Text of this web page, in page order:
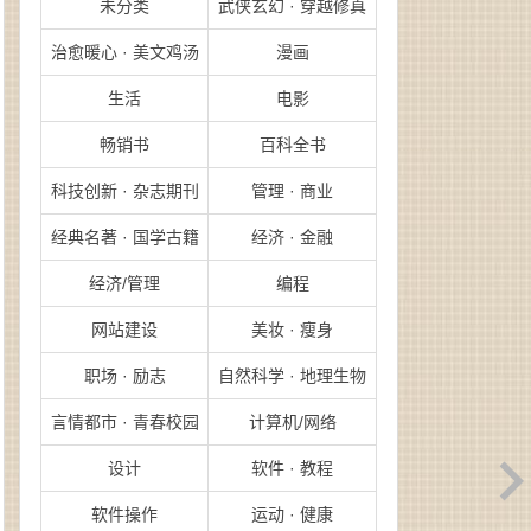
未分类 武侠玄幻 · 穿越修真
治愈暖心 · 美文鸡汤 漫画
生活 电影
畅销书 百科全书
科技创新 · 杂志期刊 管理 · 商业
经典名著 · 国学古籍 经济 · 金融
经济/管理 编程
网站建设 美妆 · 瘦身
职场 · 励志 自然科学 · 地理生物
言情都市 · 青春校园 计算机/网络
设计 软件 · 教程
软件操作 运动 · 健康